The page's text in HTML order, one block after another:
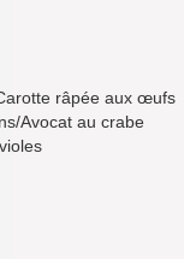
râpée aux œufs
Avocat au crabe